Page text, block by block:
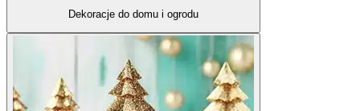
Dekoracje do domu i ogrodu